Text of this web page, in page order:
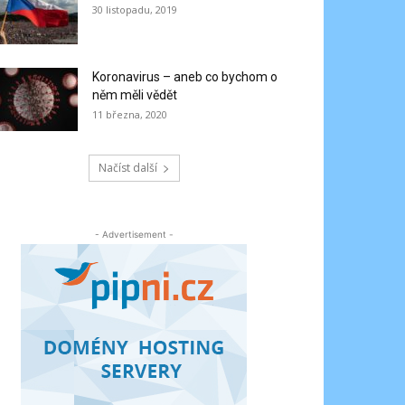
30 listopadu, 2019
Koronavirus – aneb co bychom o
něm měli vědět
11 března, 2020
Načíst další
- Advertisement -